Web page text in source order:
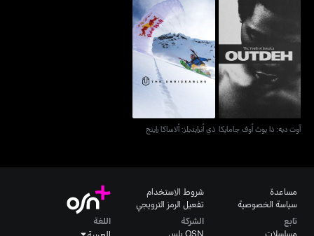
آوت ديه: ذا يوث أوف
جامايكا
آوت ديه: ذا يوث أوف جامايكا
ذي أنرايدبلز: ألاساكا راينج
ذي أنرايدبلز: ألاساكا راينج
مساعدة
سياسة الخصوصية
شروط الاستخدام
تفعيل الرمز الترويجي
تابع
مسلسلات
الشركة
OSN بلس
اللغة